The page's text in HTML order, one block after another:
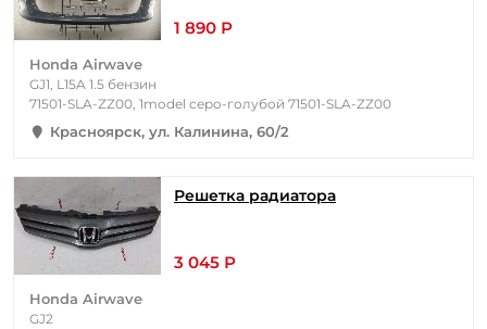
1 890 Р
Honda Airwave
GJ1, L15A 1.5 бензин
71501-SLA-ZZ00, 1model серо-голубой 71501-SLA-ZZ00
Красноярск, ул. Калинина, 60/2
Решетка радиатора
3 045 Р
Honda Airwave
GJ2